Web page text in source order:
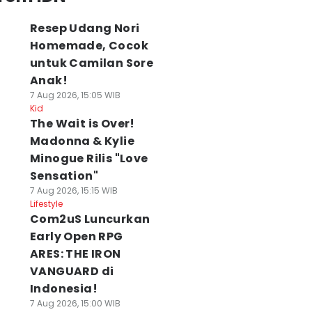
Resep Udang Nori
Homemade, Cocok
untuk Camilan Sore
Anak!
7 Aug 2026, 15:05 WIB
Kid
The Wait is Over!
Madonna & Kylie
Minogue Rilis "Love
Sensation"
7 Aug 2026, 15:15 WIB
Lifestyle
Com2uS Luncurkan
Early Open RPG
ARES: THE IRON
VANGUARD di
Indonesia!
7 Aug 2026, 15:00 WIB